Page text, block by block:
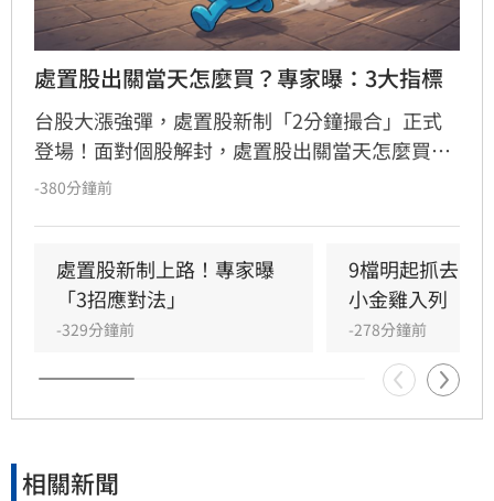
處置股出關當天怎麼買？專家曝：3大指標
台股大漲強彈，處置股新制「2分鐘撮合」正式
登場！面對個股解封，處置股出關當天怎麼買？
財經專家揭密三大評估指標與積極、保守型投資
-380分鐘前
處置股新制上路！專家曝
「3招應對法」
-329分鐘前
9檔明起抓去關
小金雞入列
-278分鐘前
相關新聞